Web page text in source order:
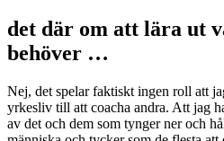
det där om att lära ut
behöver …
Nej, det spelar faktiskt ingen roll att
yrkesliv till att coacha andra. Att jag
av det och dem som tynger ner och